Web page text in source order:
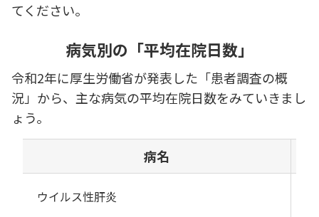
てください。
病気別の「平均在院日数」
令和2年に厚生労働省が発表した「患者調査の概
況」から、主な病気の平均在院日数をみていきまし
ょう。
病名
ウイルス性肝炎